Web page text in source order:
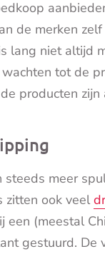
de merken
lang niet altijd
tot de
producten
steeds meer
zitten ook veel
een (meestal
gestuurd. De